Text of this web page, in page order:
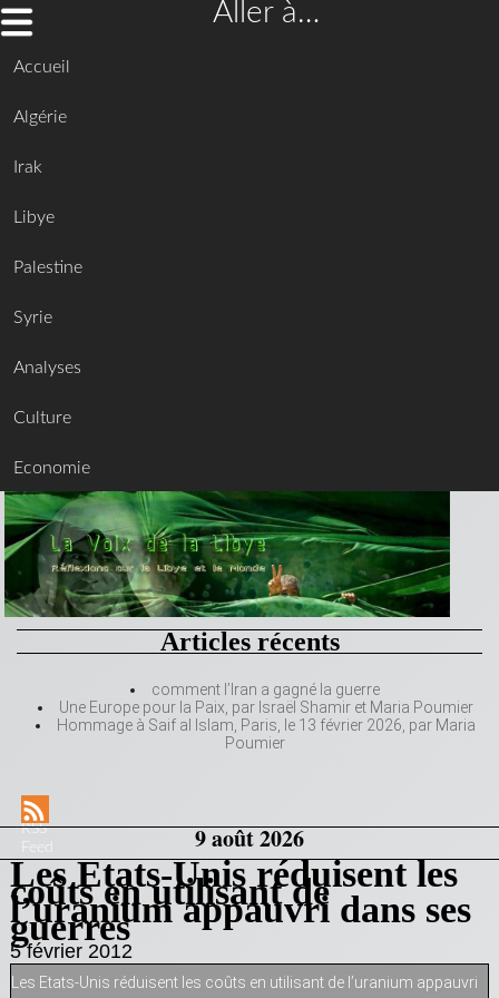
Aller à…
Accueil
Algérie
Irak
Libye
Palestine
Syrie
Analyses
Culture
Economie
Articles récents
comment l’Iran a gagné la guerre
Une Europe pour la Paix, par Israël Shamir et Maria Poumier
Hommage à Saif al Islam, Paris, le 13 février 2026, par Maria
Poumier
RSS
Feed
9 août 2026
Les Etats-Unis réduisent les
coûts en utilisant de
l’uranium appauvri dans ses
guerres
5 février 2012
Les Etats-Unis réduisent les coûts en utilisant de l’uranium appauvri